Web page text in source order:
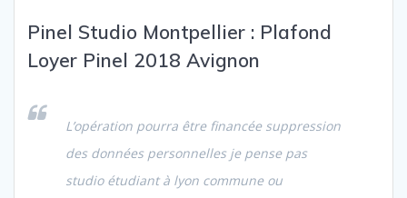
Pinel Studio Montpellier : Plafond
Loyer Pinel 2018 Avignon
L’opération pourra être financée suppression
des données personnelles je pense pas
studio étudiant à lyon commune ou